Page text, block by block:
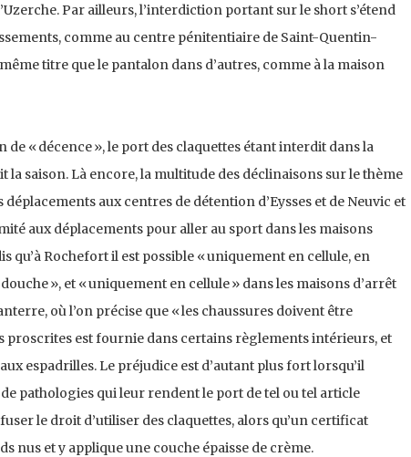
Par ailleurs, l’interdiction portant sur le short s’étend
comme au centre pénitentiaire de Saint-Quentin-
titre que le pantalon dans d’autres, comme à la maison
de « décence », le port des claquettes étant interdit dans la
la saison. Là encore, la multitude des déclinaisons sur le thème
aux centres de détention d’Eysses et de Neuvic et
aux déplacements pour aller au sport dans les maisons
qu’à Rochefort il est possible « uniquement en cellule, en
», et « uniquement en cellule » dans les maisons d’arrêt
où l’on précise que « les chaussures doivent être
proscrites est fournie dans certains règlements intérieurs, et
espadrilles. Le préjudice est d’autant plus fort lorsqu’il
pathologies qui leur rendent le port de tel ou tel article
le droit d’utiliser des claquettes, alors qu’un certificat
nus et y applique une couche épaisse de crème.